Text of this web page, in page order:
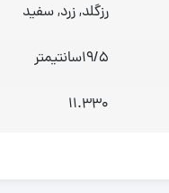
رزگلد, زرد, سفید
19/5سانتیمتر
11.330